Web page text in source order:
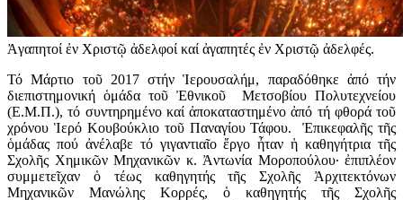
Ἀγαπητοί ἐν Χριστῷ ἀδελφοί καί ἀγαπητές ἐν Χριστῷ ἀδελφές.
Τό Μάρτιο τοῦ 2017 στήν Ἱερουσαλήμ, παραδόθηκε ἀπό τήν
διεπιστημο­νική ὁμάδα τοῦ Ἐθνικοῦ Μετσοβίου Πολυτεχνείου
(Ε.Μ.Π.), τό συντηρημένο καί ἀποκαταστημένο ἀπό τή φθορά τοῦ
χρόνου Ἱερό Κουβούκλιο τοῦ Παναγίου Τάφου. Ἐπικεφαλῆς τῆς
ὁμάδας πού ἀνέλαβε τό γιγαντιαῖο ἔργο ἦταν ἡ καθηγή­τρια τῆς
Σχολῆς Χημικῶν Μηχανικῶν κ. Ἀντωνία Μοροπούλου· ἐπιπλέον
συμμετεῖχαν ὁ τέως καθηγητής τῆς Σχολῆς Ἀρχιτεκτόνων
Μηχανικῶν Μανώλης Κορρές, ὁ καθηγητής τῆς Σχολῆς